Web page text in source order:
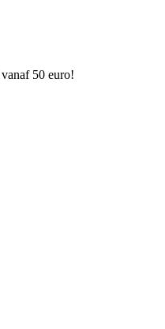
50 euro!